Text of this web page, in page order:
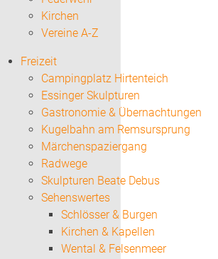
Kirchen
Vereine A-Z
Freizeit
Campingplatz Hirtenteich
Essinger Skulpturen
Gastronomie & Übernachtungen
Kugelbahn am Remsursprung
Märchenspaziergang
Radwege
Skulpturen Beate Debus
Sehenswertes
Schlösser & Burgen
Kirchen & Kapellen
Wental & Felsenmeer